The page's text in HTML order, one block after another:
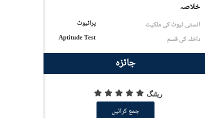
خلاصہ
انسٹی ٹیوٹ کی ملکیت
پرائیوٹ
داخلہ کی قسم
Aptitude Test
جائزہ
ریٹنگ
جمع کرائیں